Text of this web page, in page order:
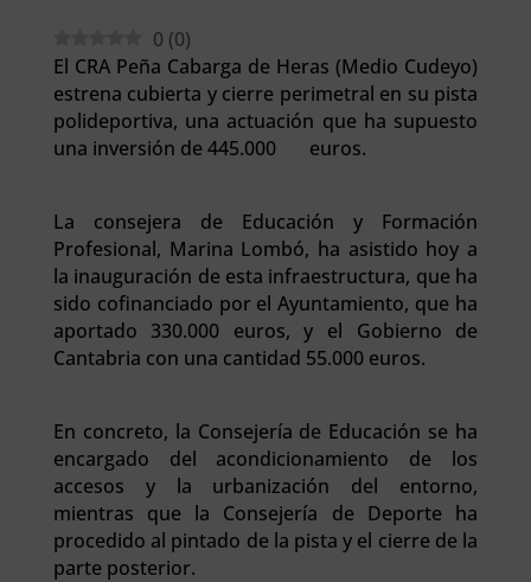
0 (0)
El CRA Peña Cabarga de Heras (Medio Cudeyo)
estrena cubierta y cierre perimetral en su pista
polideportiva, una actuación que ha supuesto
una inversión de 445.000 euros.
La consejera de Educación y Formación
Profesional, Marina Lombó, ha asistido hoy a
la inauguración de esta infraestructura, que ha
sido cofinanciado por el Ayuntamiento, que ha
aportado 330.000 euros, y el Gobierno de
Cantabria con una cantidad 55.000 euros.
En concreto, la Consejería de Educación se ha
encargado del acondicionamiento de los
accesos y la urbanización del entorno,
mientras que la Consejería de Deporte ha
procedido al pintado de la pista y el cierre de la
parte posterior.